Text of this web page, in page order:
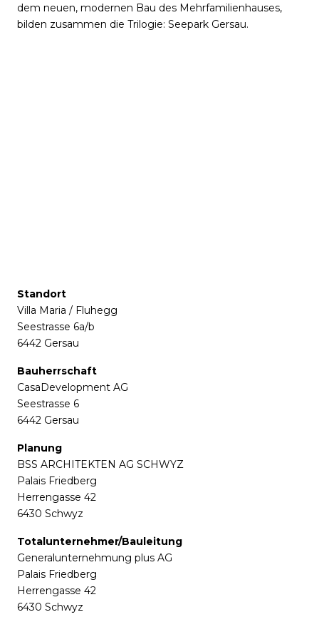
dem neuen, modernen Bau des Mehrfamilienhauses,
bilden zusammen die Trilogie: Seepark Gersau.
Standort
Villa Maria / Fluhegg
Seestrasse 6a/b
6442 Gersau
Bauherrschaft
CasaDevelopment AG
Seestrasse 6
6442 Gersau
Planung
BSS ARCHITEKTEN AG SCHWYZ
Palais Friedberg
Herrengasse 42
6430 Schwyz
Totalunternehmer/Bauleitung
Generalunternehmung plus AG
Palais Friedberg
Herrengasse 42
6430 Schwyz